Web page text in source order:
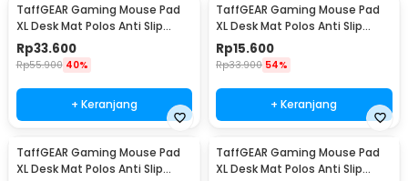
TaffGEAR Gaming Mouse Pad
XL Desk Mat Polos Anti Slip
Waterproof 500x800x3mm -
MP001
Rp33.600
Rp55.900 40%
+ Keranjang
TaffGEAR Gaming Mouse Pad
XL Desk Mat Polos Anti Slip
Waterproof 300x600x3mm -
MP001
Rp15.600
Rp33.900 54%
+ Keranjang
TaffGEAR Gaming Mouse Pad
XL Desk Mat Polos Anti Slip
TaffGEAR Gaming Mouse Pad
XL Desk Mat Polos Anti Slip